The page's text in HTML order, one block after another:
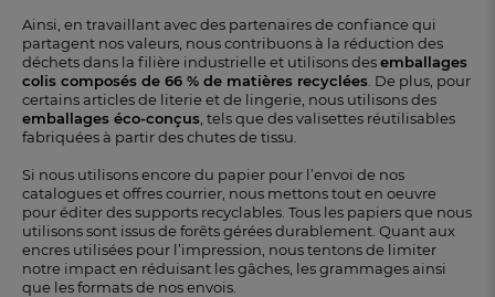
Ainsi, en travaillant avec des partenaires de confiance qui
partagent nos valeurs, nous contribuons à la réduction des
déchets dans la filière industrielle et utilisons desemballages
colis composés de 66 % de matières recyclées . De plus, pour
certains articles de literie et de lingerie, nous utilisons des
emballages éco-conçus , tels que des valisettes réutilisables
fabriquées à partir des chutes de tissu.
Si nous utilisons encore du papier pour l’envoi de nos
catalogues et offres courrier, nous mettons tout en oeuvre
pour éditer des supports recyclables. Tous les papiers que nous
utilisons sont issus de forêts gérées durablement. Quant aux
encres utilisées pour l’impression, nous tentons de limiter
notre impact en réduisant les gâches, les grammages ainsi
que les formats de nos envois.